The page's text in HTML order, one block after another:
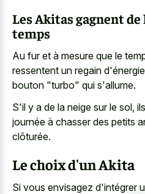
Les Akitas gagnent
temps
Au fur et à mesure que le
ressentent un regain
bouton "turbo" qui s'allume.
S'il y a de la neige sur le sol,
journée à chasser des petits
clôturée.
Le choix d'un Akita
Si vous envisagez d'intégrer